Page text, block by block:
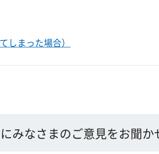
しまった場合）
みなさまのご意見をお聞か